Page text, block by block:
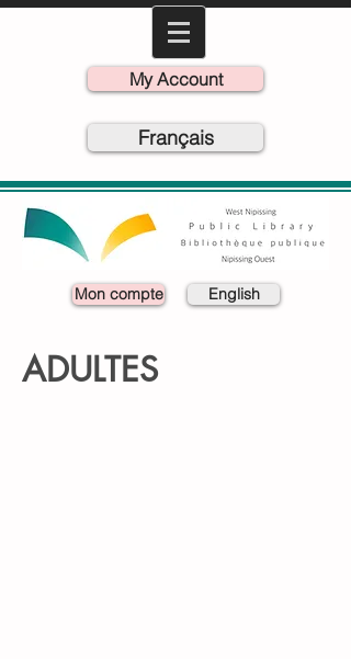
My Account
Français
Mon compte English
ADULTES